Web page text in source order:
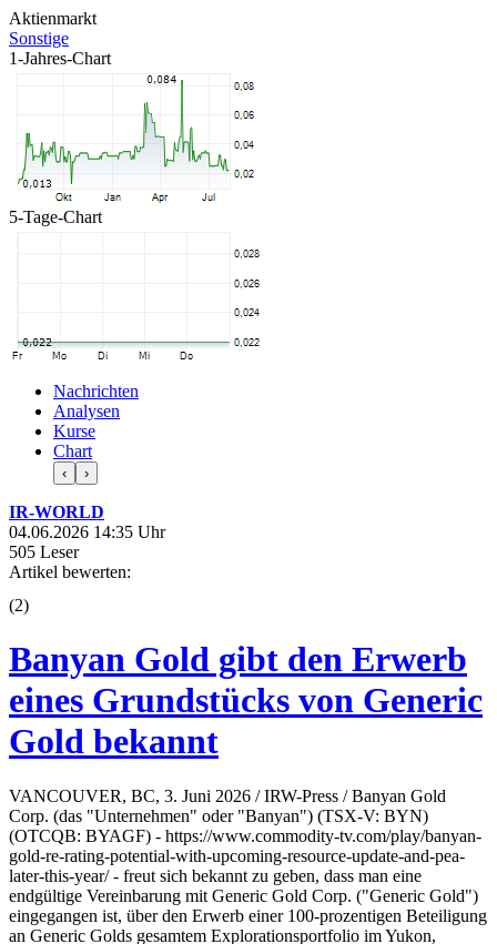
Aktienmarkt
Sonstige
1-Jahres-Chart
5-Tage-Chart
Nachrichten
Analysen
Kurse
Chart
‹ ›
IR-WORLD
04.06.2026 14:35 Uhr
505 Leser
Artikel bewerten:
(2)
Banyan Gold gibt den Erwerb
eines Grundstücks von Generic
Gold bekannt
VANCOUVER, BC, 3. Juni 2026 / IRW-Press / Banyan Gold
Corp. (das "Unternehmen" oder "Banyan") (TSX-V: BYN)
(OTCQB: BYAGF) - https://www.commodity-tv.com/play/banyan-
gold-re-rating-potential-with-upcoming-resource-update-and-pea-
later-this-year/ - freut sich bekannt zu geben, dass man eine
endgültige Vereinbarung mit Generic Gold Corp. ("Generic Gold")
eingegangen ist, über den Erwerb einer 100-prozentigen Beteiligung
an Generic Golds gesamtem Explorationsportfolio im Yukon,